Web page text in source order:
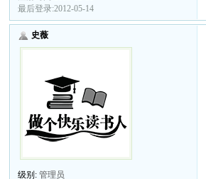
最后登录:2012-05-14
史薇
级别:管理员